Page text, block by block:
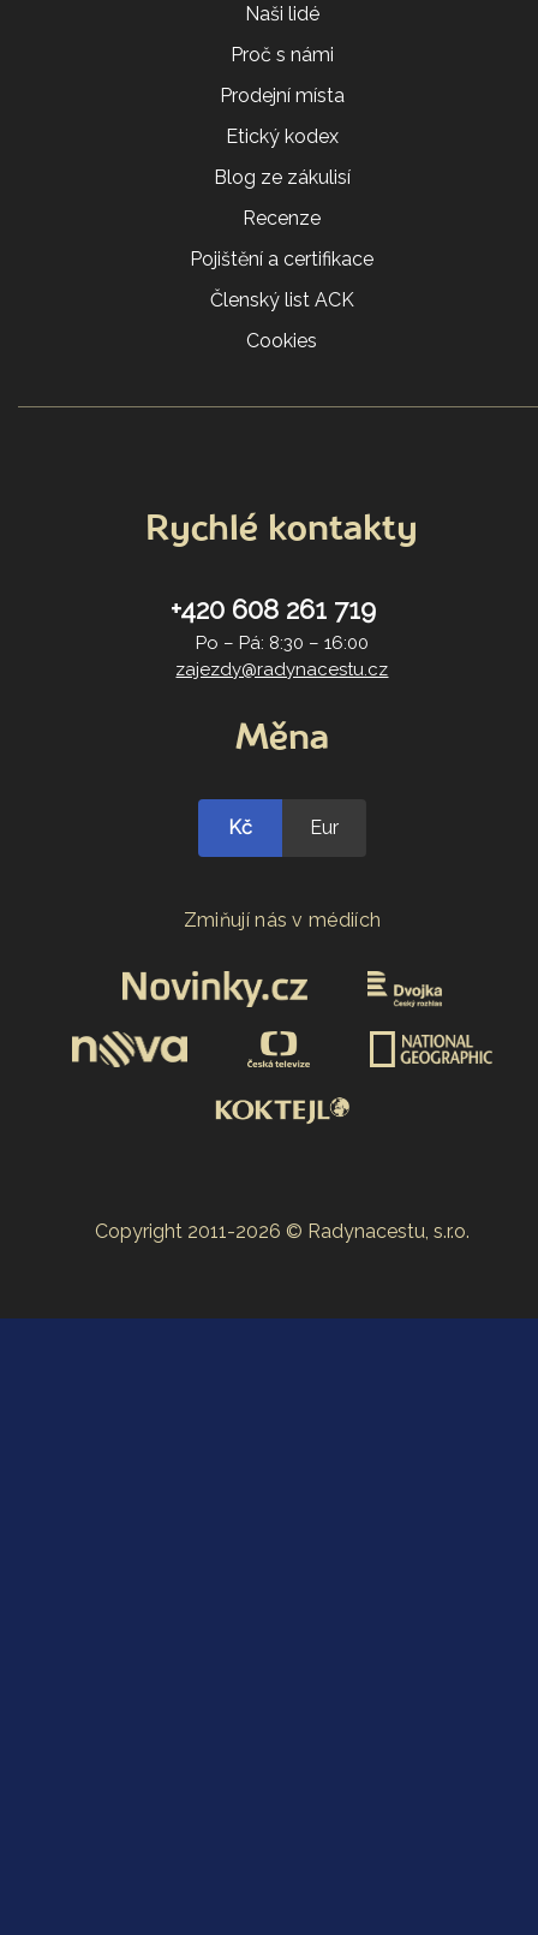
Naši lidé
Proč s námi
Prodejní místa
Etický kodex
Blog ze zákulisí
Recenze
Pojištění a certifikace
Členský list ACK
Cookies
Rychlé kontakty
+420 608 261 719
Po – Pá: 8:30 – 16:00
zajezdy@radynacestu.cz
Měna
Kč Eur
Zmiňují nás v médiích
Copyright 2011-2026 © Radynacestu, s.r.o.